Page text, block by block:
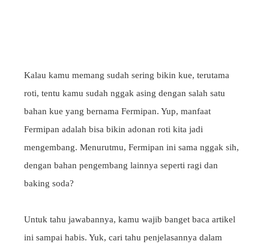
Kalau kamu memang sudah sering bikin kue, terutama
roti, tentu kamu sudah nggak asing dengan salah satu
bahan kue yang bernama Fermipan. Yup, manfaat
Fermipan adalah bisa bikin adonan roti kita jadi
mengembang. Menurutmu, Fermipan ini sama nggak sih,
dengan bahan pengembang lainnya seperti ragi dan
baking soda?
Untuk tahu jawabannya, kamu wajib banget baca artikel
ini sampai habis. Yuk, cari tahu penjelasannya dalam